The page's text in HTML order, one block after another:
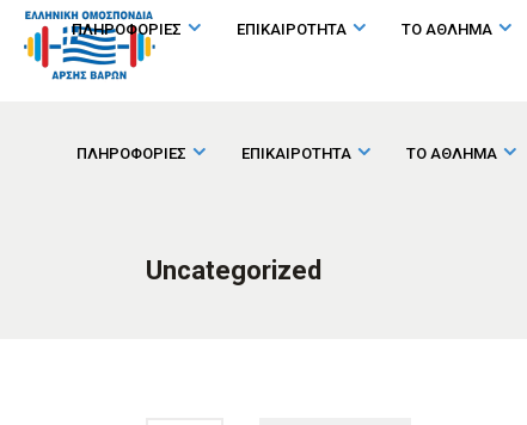
ΠΛΗΡΟΦΟΡΙΕΣ ΕΠΙΚΑΙΡΟΤΗΤΑ ΤΟ ΑΘΛΗΜΑ
ΠΛΗΡΟΦΟΡΙΕΣ ΕΠΙΚΑΙΡΟΤΗΤΑ ΤΟ ΑΘΛΗΜΑ
Uncategorized